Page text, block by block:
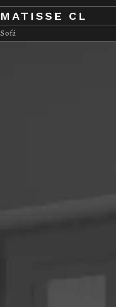
MATISSE CL
Sofá